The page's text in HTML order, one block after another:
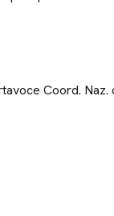
Coord. Naz.